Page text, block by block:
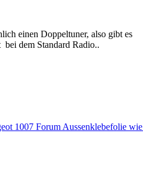
einen Doppeltuner, also gibt es
bei dem Standard Radio..
1007 Forum Aussenklebefolie